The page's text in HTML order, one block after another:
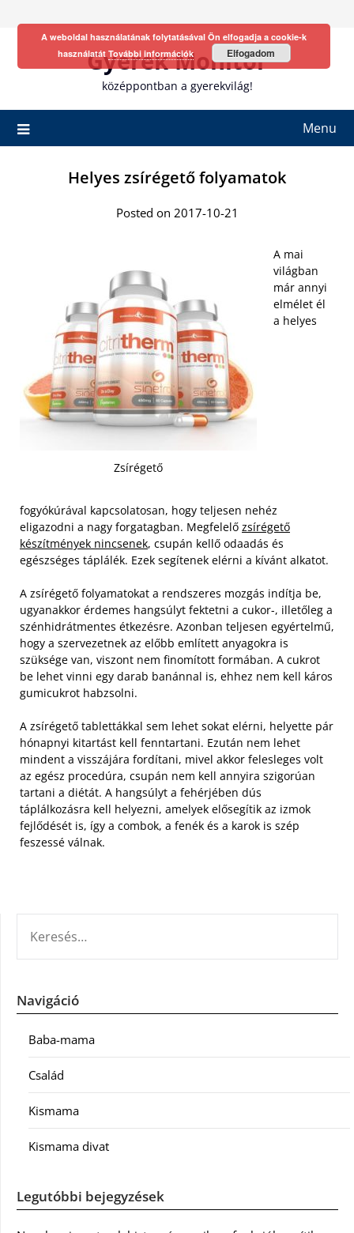
Gyerek Monitor
középpontban a gyerekvilág!
Menu
Helyes zsírégető folyamatok
Posted on 2017-10-21
Zsírégető
A mai
világban
már annyi
elmélet él
a helyes
fogyókúrával kapcsolatosan, hogy teljesen nehéz
eligazodni a nagy forgatagban. Megfelelő zsírégető
készítmények nincsenek, csupán kellő odaadás és
egészséges táplálék. Ezek segítenek elérni a kívánt alkatot.
A zsírégető folyamatokat a rendszeres mozgás indítja be,
ugyanakkor érdemes hangsúlyt fektetni a cukor-, illetőleg a
szénhidrátmentes étkezésre. Azonban teljesen egyértelmű,
hogy a szervezetnek az előbb említett anyagokra is
szüksége van, viszont nem finomított formában. A cukrot
be lehet vinni egy darab banánnal is, ehhez nem kell káros
gumicukrot habzsolni.
A zsírégető tablettákkal sem lehet sokat elérni, helyette pár
hónapnyi kitartást kell fenntartani. Ezután nem lehet
mindent a visszájára fordítani, mivel akkor felesleges volt
az egész procedúra, csupán nem kell annyira szigorúan
tartani a diétát. A hangsúlyt a fehérjében dús
táplálkozásra kell helyezni, amelyek elősegítik az izmok
fejlődését is, így a combok, a fenék és a karok is szép
feszessé válnak.
Navigáció
Baba-mama
Család
Kismama
Kismama divat
Legutóbbi bejegyzések
A weboldal használatának folytatásával Ön elfogadja a cookie-k
használatát További információk Elfogadom